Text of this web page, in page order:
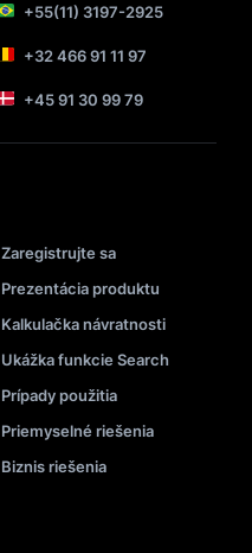
+55(11) 3197-2925
+32 466 91 11 97
+45 91 30 99 79
Zaregistrujte sa
Prezentácia produktu
Kalkulačka návratnosti
Ukážka funkcie Search
Prípady použitia
Priemyselné riešenia
Biznis riešenia